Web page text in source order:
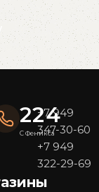
224
С Феникса
+7 949
347-30-60
+7 949
322-29-69